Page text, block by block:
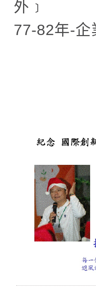
外﹞
77-82年-企